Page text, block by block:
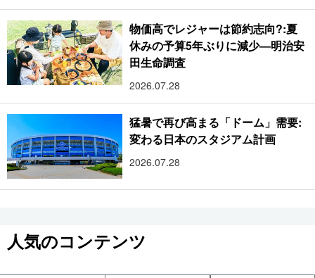
物価高でレジャーは節約志向?:夏
休みの予算5年ぶりに減少―明治安
田生命調査
2026.07.28
猛暑で再び高まる「ドーム」需要:
変わる日本のスタジアム計画
2026.07.28
人気のコンテンツ